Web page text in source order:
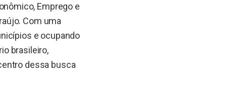
Emprego e
Com uma
e ocupando
brasileiro,
dessa busca